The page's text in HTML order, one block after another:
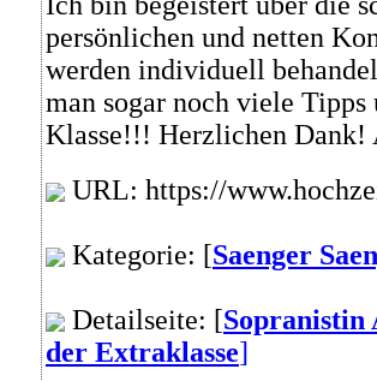
persönlichen und netten
werden individuell
man sogar noch viele
Klasse!!! Herzlichen
URL: https://
Kategorie: [Saenger
Detailseite: [Sopranistin
der Extraklasse]